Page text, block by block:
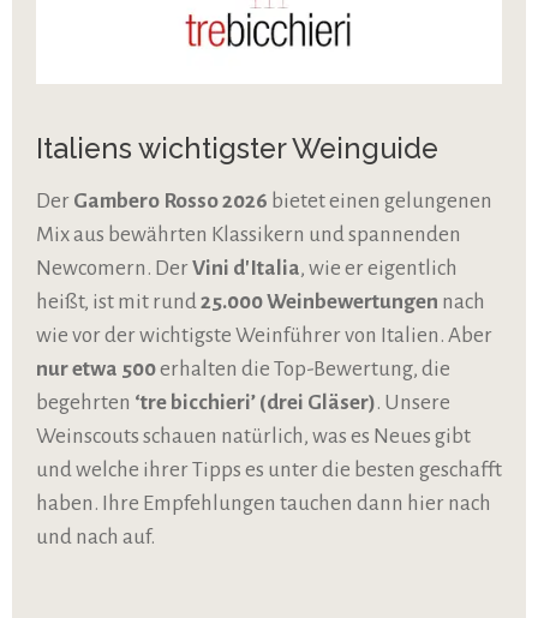
Italiens wichtigster Weinguide
Der Gambero Rosso 2026 bietet einen gelungenen
Mix aus bewährten Klassikern und spannenden
Newcomern. DerVini d'Italia, wie er eigentlich
heißt, ist mit rund25.000 Weinbewertungen nach
wie vor der wichtigste Weinführer von Italien. Aber
nur etwa 500erhalten die Top-Bewertung, die
begehrten ‘tre bicchieri’ (drei Gläser). Unsere
Weinscouts schauen natürlich, was es Neues gibt
und welche ihrer Tipps es unter die besten geschafft
haben. Ihre Empfehlungen tauchen dann hier nach
und nach auf.